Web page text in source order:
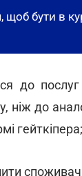
щоб бути в
до
ніж до
гейткіпера;